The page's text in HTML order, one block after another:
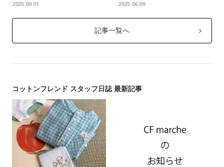
2025.09.01 2025.06.09
記事一覧へ
コットンフレンド スタッフ日誌 最新記事